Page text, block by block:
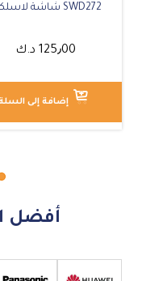
SWD272 شاشة لاسلكية
125٫00 د.ك
إضافة إلى
أفضل